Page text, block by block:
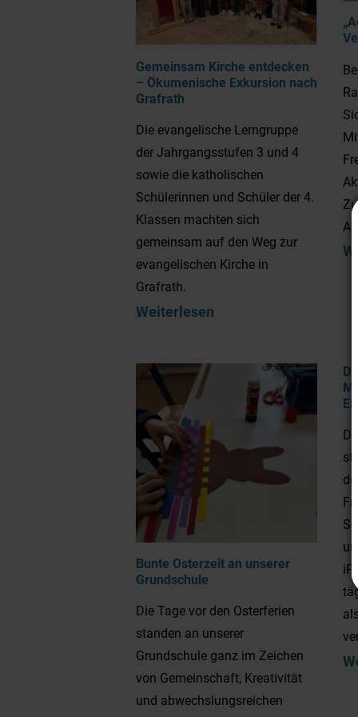
Gemeinsam Kirche entdecken
– Ökumenische Exkursion nach
Grafrath
Die evangelische Lerngruppe
der Jahrgangsstufen 3 und 4
sowie die katholischen
Schülerinnen und Schüler der 4.
Klassen machten sich
gemeinsam auf den Weg zur
evangelischen Kirche in
Grafrath.
Weiterlesen
Bunte Osterzeit an unserer
Grundschule
Die Tage vor den Osterferien
standen an unserer
Grundschule ganz im Zeichen
von Gemeinschaft, Kreativität
und abwechslungsreichen